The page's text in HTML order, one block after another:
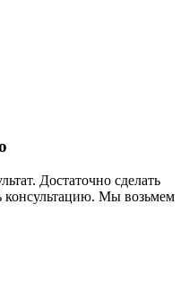
Достаточно сделать
консультацию. Мы возьмем